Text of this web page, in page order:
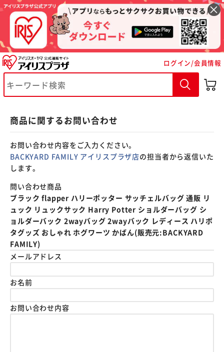
ログイン/会員情報
商品に関するお問い合わせ
お問い合わせ内容をご入力ください。
BACKYARD FAMILY アイリスプラザ店の担当者から返信いた
します。
問い合わせ商品
ブラック flapper ハリーポッター サッチェルバッグ 通販 リ
ュック リュックサック Harry Potter ショルダーバッグ シ
ョルダーバック 2wayバッグ 2wayバック レディース ハリポ
タグッズ おしゃれ ホグワーツ かばん(販売元:BACKYARD
FAMILY)
メールアドレス
お名前
お問い合わせ内容
※ご確認ください
カートに入れる